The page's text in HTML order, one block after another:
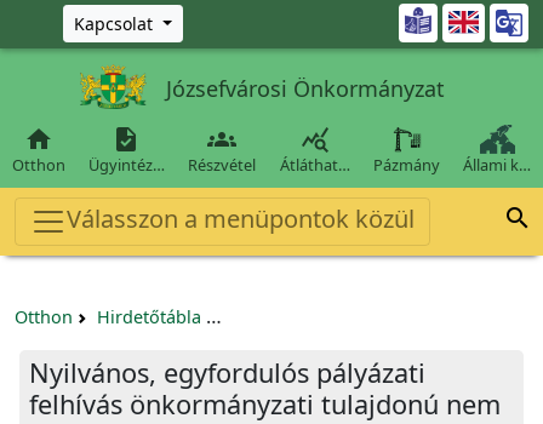
Ugrás a fő tartalomra
Kapcsolat 
Józsefvárosi Önkormányzat

Otthon

Ügyintéz…

Részvétel

Átláthat… Pázmány Állami k…
Válasszon a menüpontok közül 
Otthon Hirdetőtábla
Nyilvános, egyfordulós pályázati
felhívás önkormányzati tulajdonú nem